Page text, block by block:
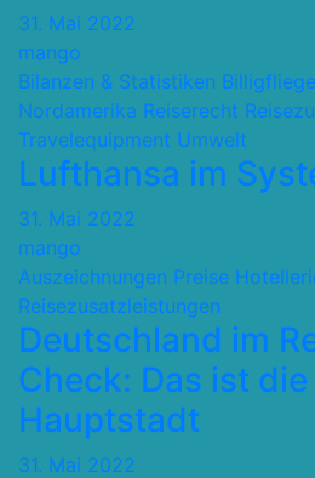
31. Mai 2022
mango
Bilanzen & Statistiken
Nordamerika Reiserecht
Travelequipment Umwelt
Lufthansa im
31. Mai 2022
mango
Auszeichnungen Preise
Reisezusatzleistungen
Deutschland im
Check: Das ist
Hauptstadt
31. Mai 2022